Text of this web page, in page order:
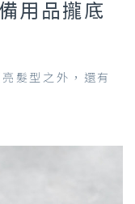
用品攏底
髮型之外，還有